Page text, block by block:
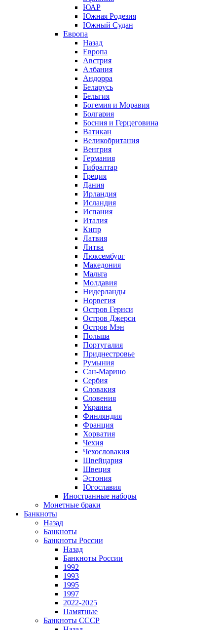
ЮАР
Южная Родезия
Южный Судан
Европа
Назад
Европа
Австрия
Албания
Андорра
Беларусь
Бельгия
Богемия и Моравия
Болгария
Босния и Герцеговина
Ватикан
Великобритания
Венгрия
Германия
Гибралтар
Греция
Дания
Ирландия
Исландия
Испания
Италия
Кипр
Латвия
Литва
Люксембург
Македония
Мальта
Молдавия
Нидерланды
Норвегия
Остров Гернси
Остров Джерси
Остров Мэн
Польша
Португалия
Приднестровье
Румыния
Сан-Марино
Сербия
Словакия
Словения
Украина
Финляндия
Франция
Хорватия
Чехия
Чехословакия
Швейцария
Швеция
Эстония
Югославия
Иностранные наборы
Монетные браки
Банкноты
Назад
Банкноты
Банкноты России
Назад
Банкноты России
1992
1993
1995
1997
2022-2025
Памятные
Банкноты СССР